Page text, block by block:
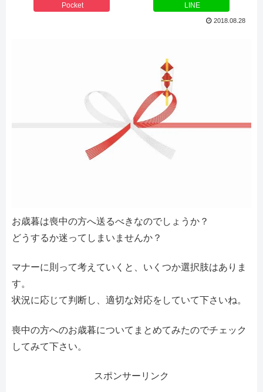
Pocket LINE
2018.08.28
お歳暮は喪中の方へ送るべきなのでしょうか？
どうするか迷ってしまいませんか？
マナーに則って考えていくと、いくつか選択肢はありま
す。
状況に応じて判断し、適切な対応をしていて下さいね。
喪中の方へのお歳暮についてまとめてみたのでチェック
してみて下さい。
スポンサーリンク